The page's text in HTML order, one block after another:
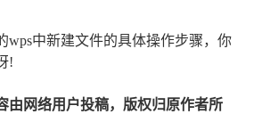
wps中新建文件的具体操作步骤，你
!
由网络用户投稿，版权归原作者所